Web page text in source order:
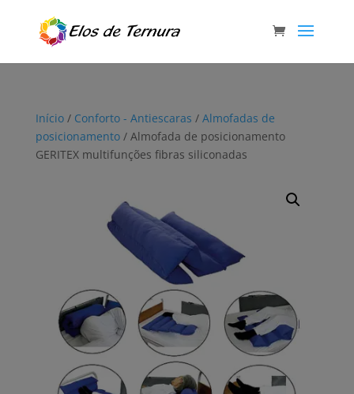
Início/ Conforto - Antiescaras / Almofadas de
posicionamento/ Almofada de posicionamento
GERITEX multifunções fibras siliconadas